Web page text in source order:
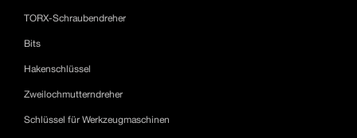
TORX-Schraubendreher
Bits
Hakenschlüssel
Zweilochmutterndreher
Schlüssel für Werkzeugmaschinen